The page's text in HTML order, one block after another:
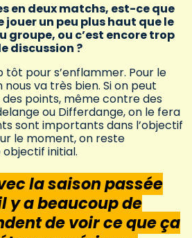
en deux matchs, est-ce que
jouer un peu plus haut que le
groupe, ou c’est encore trop
discussion ?
tôt pour s’enflammer. Pour le
va très bien. Si on peut
points, même contre des
ou Differdange, on le fera
sont importants dans l’objectif
le moment, on reste
initial.
la saison passée
y a beaucoup de
de voir ce que ça